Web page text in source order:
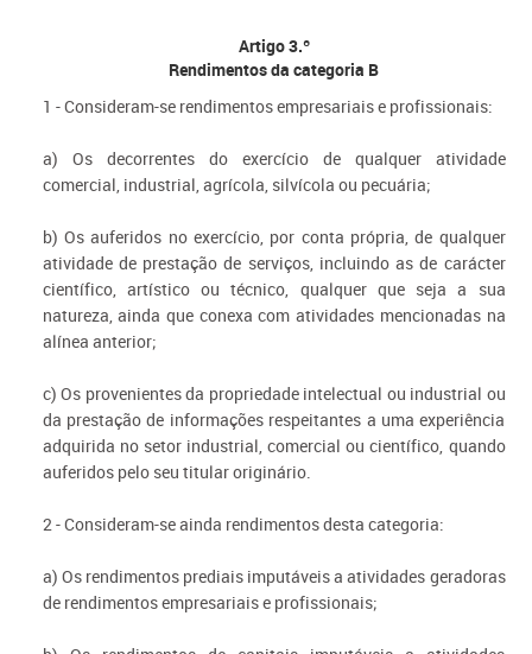
Artigo 3.º
Rendimentos da categoria B
1 - Consideram-se rendimentos empresariais e profissionais:
a) Os decorrentes do exercício de qualquer atividade
comercial, industrial, agrícola, silvícola ou pecuária;
b) Os auferidos no exercício, por conta própria, de qualquer
atividade de prestação de serviços, incluindo as de carácter
científico, artístico ou técnico, qualquer que seja a sua
natureza, ainda que conexa com atividades mencionadas na
alínea anterior;
c) Os provenientes da propriedade intelectual ou industrial ou
da prestação de informações respeitantes a uma experiência
adquirida no setor industrial, comercial ou científico, quando
auferidos pelo seu titular originário.
2 - Consideram-se ainda rendimentos desta categoria:
a) Os rendimentos prediais imputáveis a atividades geradoras
de rendimentos empresariais e profissionais;